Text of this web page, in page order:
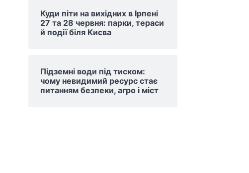
Куди піти на вихідних в Ірпені
27 та 28 червня: парки, тераси
й події біля Києва
Підземні води під тиском:
чому невидимий ресурс стає
питанням безпеки, агро і міст